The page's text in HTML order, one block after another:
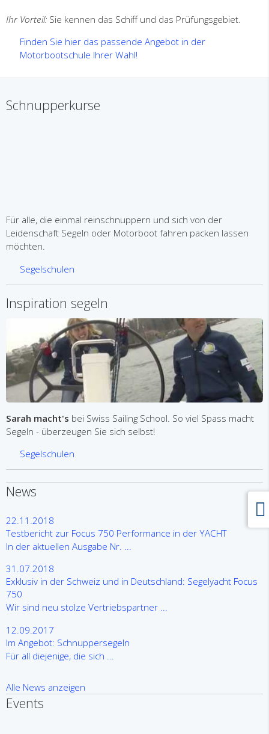
Ihr Vorteil: Sie kennen das Schiff und das Prüfungsgebiet.
Finden Sie hier das passende Angebot in der
Motorbootschule Ihrer Wahl!
Schnupperkurse
Für alle, die einmal reinschnuppern und sich von der
Leidenschaft Segeln oder Motorboot fahren packen lassen
möchten.
Segelschulen
Inspiration segeln
Sarah macht's bei Swiss Sailing School. So viel Spass macht
Segeln - überzeugen Sie sich selbst!
Segelschulen
News
22.11.2018
Testbericht zur Focus 750 Performance in der YACHT
In der aktuellen Ausgabe Nr. ...
31.07.2018
Exklusiv in der Schweiz und in Deutschland: Segelyacht Focus
750
Wir sind neu stolze Vertriebspartner ...
12.09.2017
Im Angebot: Schnuppersegeln
Für all diejenige, die sich ...
Alle News anzeigen
Events